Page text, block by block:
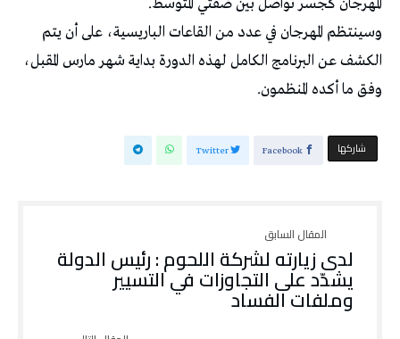
المهرجان كجسر تواصل بين ضفتي المتوسط.
وسينتظم المهرجان في عدد من القاعات الباريسية، على أن يتم
الكشف عن البرنامج الكامل لهذه الدورة بداية شهر مارس المقبل،
وفق ما أكده المنظمون.
‫‫ شاركها‬ Facebook
Twitter
لدى زيارته لشركة اللحوم : رئيس الدولة
يشدّد على التجاوزات في التسيير
وملفات الفساد